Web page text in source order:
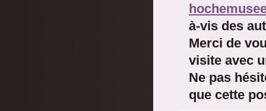
à-vis des
Merci de
visite avec
Ne pas
que cette